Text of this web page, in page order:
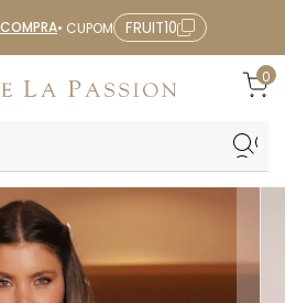
• CUPOM FRUIT10
0